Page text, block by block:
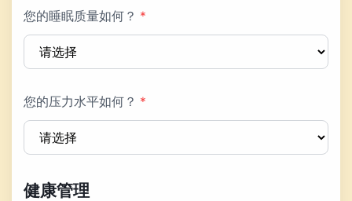
您的睡眠质量如何？ *
您的压力水平如何？ *
健康管理